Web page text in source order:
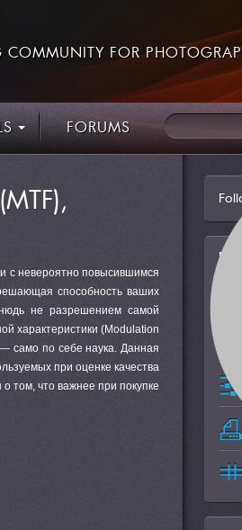
COMMUNITY FOR
FORUMS
с невероятно повысившимся
способность ваших
не разрешением самой
характеристики (Modulation
само по себе наука. Данная
при оценке качества
том, что важнее при покупке